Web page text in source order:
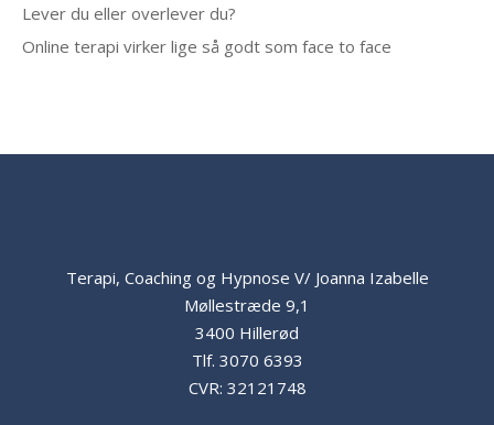
Lever du eller overlever du?
Online terapi virker lige så godt som face to face
Terapi, Coaching og Hypnose V/ Joanna Izabelle
Møllestræde 9,1
3400 Hillerød
Tlf. 3070 6393
CVR: 32121748